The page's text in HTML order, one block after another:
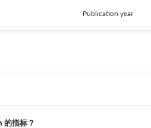
Publication year
的指标？